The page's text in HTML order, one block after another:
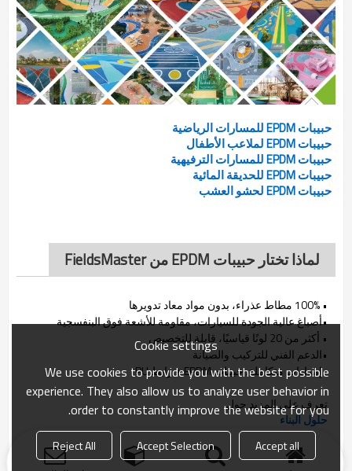
حبيبات EPDM للمسارات الرياضية
حبيبات EPDM لملاعب الأطفال
حبيبات EPDM للمسارات الترفيهية
حبيبات EPDM للحديقة المائية
حبيبات EPDM لحشو العشب
لماذا تختار حبيبات EPDM من FieldsMaster
• 100% مطاط عذراء، بدون مواد معاد تدويرها
•أصباغ عالية الجودة للسيارات، مقاومة للأشعة فوق البنفسجية
• أكثر من 20 لونًا قياسيًا، قابلة للتخصيص
•الدعم الفني للتركيب والصيانة
•إمدادات متكاملة: حبيبات EPDM + رابط PU
تعرف على المزيد حول
حلول البناء
وحولنا
Cookie settings
We use cookies to provide you with the best possible
experience. They also allow us to analyze user behavior in
order to constantly improve the website for you.
Accept all
Accept Selection
Reject All